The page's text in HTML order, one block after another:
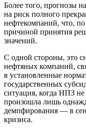
Более того, прогнозы
на риск полного
нефтекомпаний, что,
причиной принятия
значений.
С одной стороны, это
нефтяных компаний,
в установленные
государственных
ситуация, когда НПЗ
произошла лишь
демпфирования — в
кризиса.